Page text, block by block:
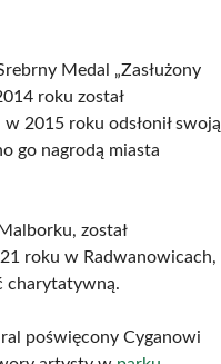
Medal „Zasłużony
roku został
2015 roku odsłonił swoją
go nagrodą miasta
został
roku w Radwanowicach,
charytatywną.
poświęcony Cyganowi